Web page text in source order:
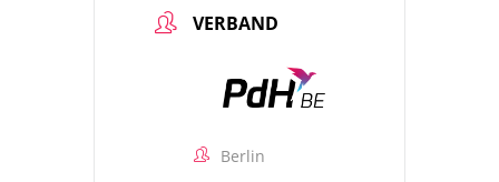
VERBAND
Berlin